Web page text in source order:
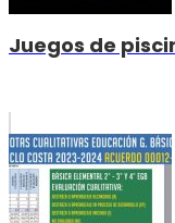
Juegos de